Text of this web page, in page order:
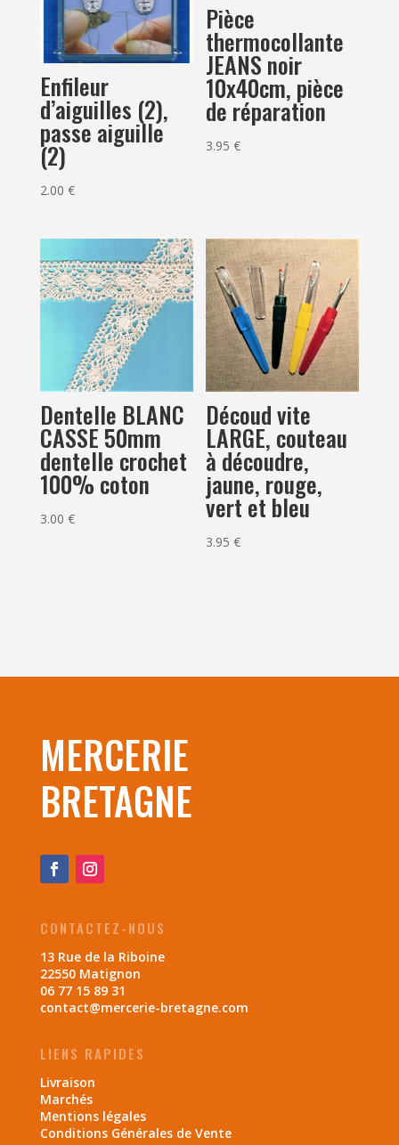
Enfileur
d’aiguilles (2),
passe aiguille
(2)
2.00 €
Pièce
thermocollante
JEANS noir
10x40cm, pièce
de réparation
3.95€
Dentelle BLANC
CASSE 50mm
dentelle crochet
100% coton
3.00 €
Découd vite
LARGE, couteau
à découdre,
jaune, rouge,
vert et bleu
3.95€
MERCERIE
BRETAGNE
CONTACTEZ-NOUS
13 Rue de la Riboine
22550 Matignon
06 77 15 89 31
contact@mercerie-bretagne.com
LIENS RAPIDES
Livraison
Marchés
Mentions légales
Conditions Générales de Vente